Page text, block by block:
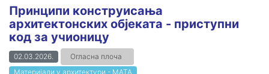
Принципи конструисања
архитектонских објеката - приступни
код за учионицу
02.03.2026.
Огласна плоча
Материјали у архитектури - МАТА